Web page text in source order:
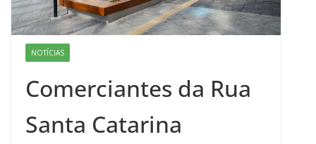
NOTÍCIAS
Comerciantes da Rua
Santa Catarina